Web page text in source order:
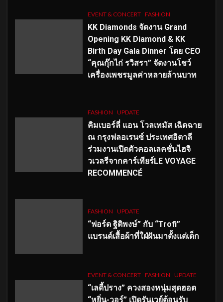
EVENT & CONCERT FASHION
KK Diamonds จัดงาน Grand
Opening KK Diamond & KK
Birth Day Gala Dinner โดย CEO
“คุณกุ๊กไก่ รวิสรา” จัดงานโชว์
เครื่องเพชรมูลค่าหลายล้านบาท
FASHION UPDATE
คิมเบอร์ลี่ แอน โวลเทมัส เฉิดฉาย
ณ กรุงฟลอเรนซ์ ประเทศอิตาลี
ร่วมงานเปิดตัวคอลเลคชั่นไฮจิ
วเวลรีจากคาร์เทียร์LE VOYAGE
RECOMMENCÉ
FASHION UPDATE
“ฟอร์ด ฐิติพงษ์” กับ “Trofi”
แบรนด์เสื้อผ้าที่ใฝ่ฝันมาตั้งแต่เด็ก
EVENT & CONCERT FASHION UPDATE
“เลดี้ปราง” ควงสองหนุ่มสุดฮอต
“หยิ่น-วอร์” เปิดรันเวย์ต้อนรับ